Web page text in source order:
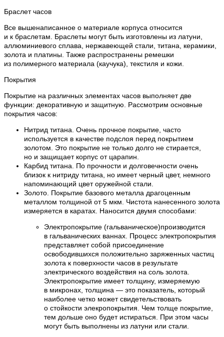
Браслет часов
Все вышенаписанное о материале корпуса относится
и к браслетам. Браслеты могут быть изготовлены из латуни,
аллюминиевого сплава, нержавеющей стали, титана, керамики,
золота и платины. Также распространены ремешки
из полимерного материала (каучука), текстиля и кожи.
Покрытия
Покрытие на различных элементах часов выполняет две
функции: декоративную и защитную. Рассмотрим основные
покрытия часов:
Нитрид титана. Очень прочное покрытие, часто
используется в качестве подслоя перед покрытием
золотом. Это покрытие не только долго не стирается,
но и защищает корпус от царапин.
Карбид титана. По прочности и долговечности очень
близок к нитриду титана, но имеет черный цвет, немного
напоминающий цвет оружейной стали.
Золото. Покрытие базового металла драгоценным
металлом толщиной от 5 мкм. Чистота нанесенного золота
измеряется в каратах. Наносится двумя способами:
Электропокрытие (гальваническое)производится
в гальванических ваннах. Процесс электропокрытия
представляет собой присоединение
освободившихся положительно заряженных частиц
золота к поверхности часов в результате
электрического воздействия на соль золота.
Электропокрытие имеет толщину, измеряемую
в микронах, толщина — это показатель, который
наиболее четко может свидетельствовать
о стойкости элекропокрытия. Чем толще покрытие,
тем дольше оно будет истираться. При этом часы
могут быть выполнены из латуни или стали.